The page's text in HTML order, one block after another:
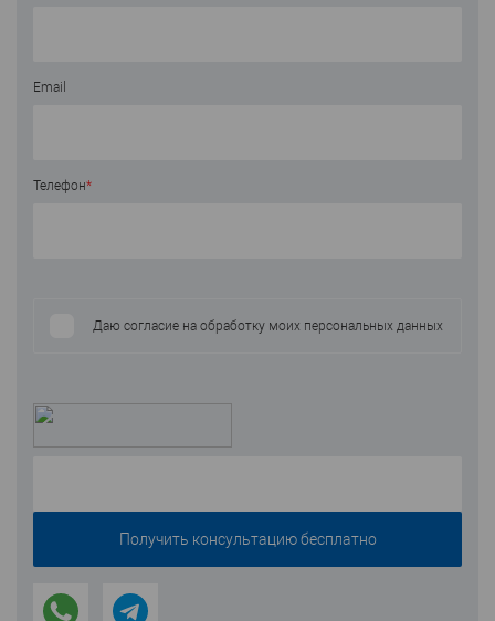
Email
Телефон*
Даю согласие на обработку моих персональных данных